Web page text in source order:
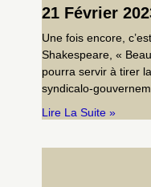
21 Février
Une fois encore,
Shakespeare, «
pourra servir à tirer
syndicalo-
Lire La Suite »